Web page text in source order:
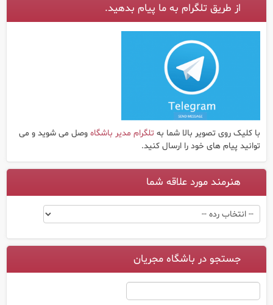
از طریق تلگرام به ما پیام بدهید.
با کلیک روی تصویر بالا شما به تلگرام مدیر باشگاه وصل می شوید و می
توانید پیام های خود را ارسال کنید.
هنرمند مورد علاقه شما
جستجو در باشگاه مجریان